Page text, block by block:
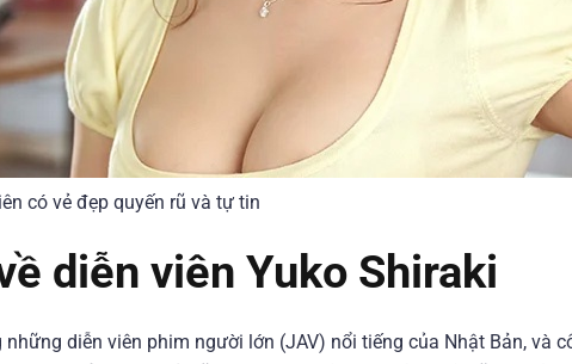
có vẻ đẹp quyến rũ và tự tin
diễn viên Yuko Shiraki
diễn viên phim người lớn (JAV) nổi tiếng của Nhật Bản, và